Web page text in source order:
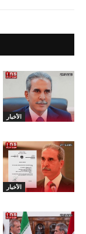
الأخبار
الأخبار